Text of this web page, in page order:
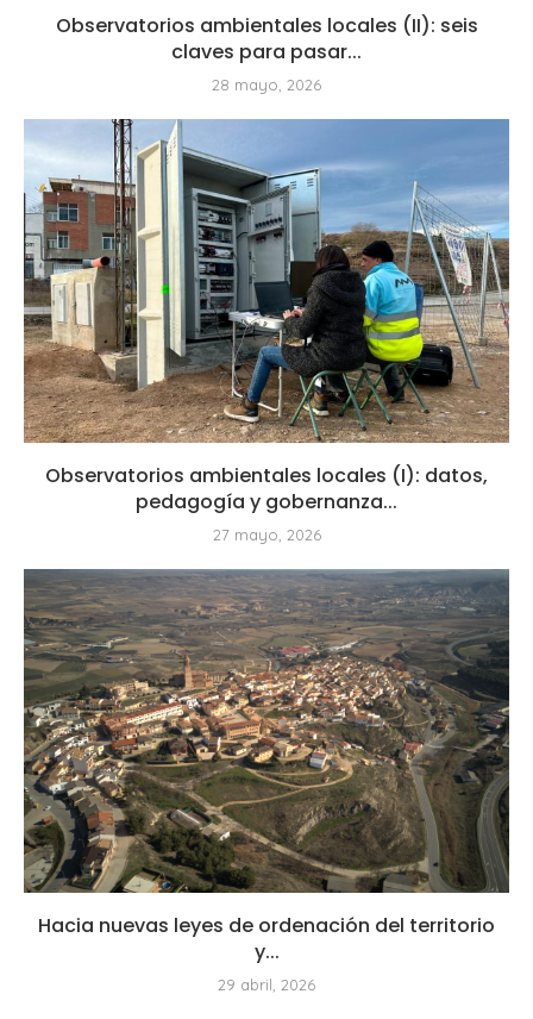
Observatorios ambientales locales (II): seis
claves para pasar...
28 mayo, 2026
Observatorios ambientales locales (I): datos,
pedagogía y gobernanza...
27 mayo, 2026
Hacia nuevas leyes de ordenación del territorio
y...
29 abril, 2026